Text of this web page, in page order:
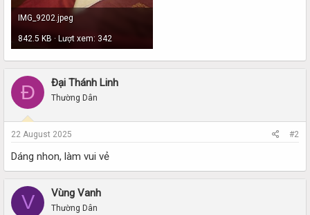
IMG_9202.jpeg
842.5 KB · Lượt xem: 342
Đ Đại Thánh Linh
Thường Dân
22 August 2025 #2
Dáng nhon, làm vui vẻ
V Vùng Vanh
Thường Dân